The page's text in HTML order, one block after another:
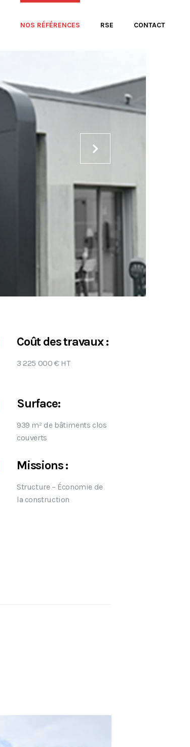
NOS RÉFÉRENCES RSE CONTACT
Coût des travaux :
3 225 000 € HT
Surface:
939 m² de bâtiments clos
couverts
Missions :
Structure – Économie de
la construction